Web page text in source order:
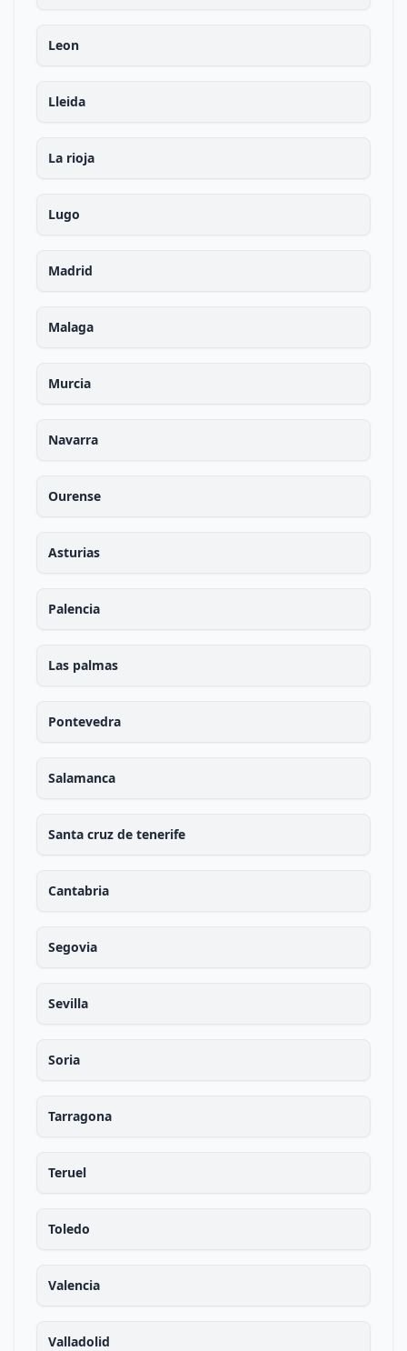
Leon
Lleida
La rioja
Lugo
Madrid
Malaga
Murcia
Navarra
Ourense
Asturias
Palencia
Las palmas
Pontevedra
Salamanca
Santa cruz de tenerife
Cantabria
Segovia
Sevilla
Soria
Tarragona
Teruel
Toledo
Valencia
Valladolid